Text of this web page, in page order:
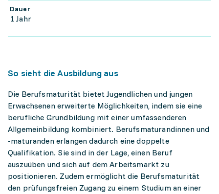
Dauer
1 Jahr
So sieht die Ausbildung aus
Die Berufsmaturität bietet Jugendlichen und jungen
Erwachsenen erweiterte Möglichkeiten, indem sie eine
berufliche Grundbildung mit einer umfassenderen
Allgemeinbildung kombiniert. Berufsmaturandinnen und
-maturanden erlangen dadurch eine doppelte
Qualifikation. Sie sind in der Lage, einen Beruf
auszuüben und sich auf dem Arbeitsmarkt zu
positionieren. Zudem ermöglicht die Berufsmaturität
den prüfungsfreien Zugang zu einem Studium an einer